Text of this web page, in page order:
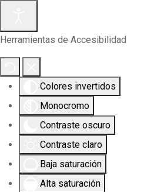
Herramientas de Accesibilidad
Colores invertidos
Monocromo
Contraste oscuro
Contraste claro
Baja saturación
Alta saturación